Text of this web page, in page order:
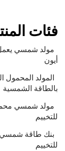
فئات
مولد شمسي يعمل
أيون
المولد المحمول
بالطاقة الشمسية
مولد شمسي
للتخييم
بنك طاقة
للتخييم